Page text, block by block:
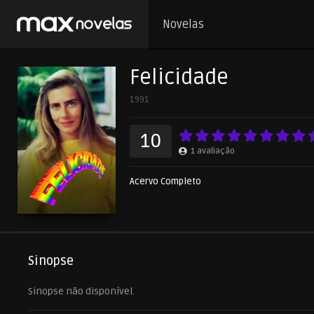
Novelas
Felicidade
1991
10 1 avaliação
Acervo Completo
Sinopse
Sinopse não disponível.